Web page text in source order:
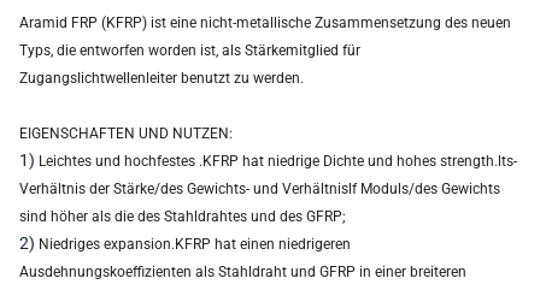
Aramid FRP (KFRP) ist eine nicht-metallische Zusammensetzung des neuen
Typs, die entworfen worden ist, als Stärkemitglied für
Zugangslichtwellenleiter benutzt zu werden.
EIGENSCHAFTEN UND NUTZEN:
1) Leichtes und hochfestes .KFRP hat niedrige Dichte und hohes strength.lts-
Verhältnis der Stärke/des Gewichts- und Verhältnislf Moduls/des Gewichts
sind höher als die des Stahldrahtes und des GFRP;
2) Niedriges expansion.KFRP hat einen niedrigeren
Ausdehnungskoeffizienten als Stahldraht und GFRP in einer breiteren